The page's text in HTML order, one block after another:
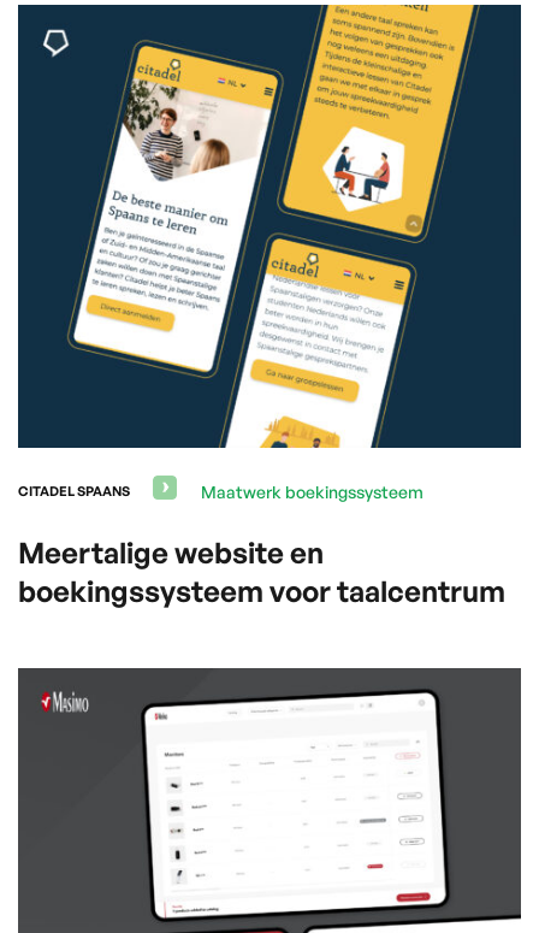
CITADEL SPAANS Maatwerk boekingssysteem
Meertalige website en
boekingssysteem voor taalcentrum